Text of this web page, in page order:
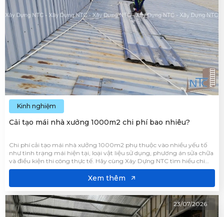
Kinh nghiệm
Cải tạo mái nhà xưởng 1000m2 chi phí bao nhiêu?
Chi phí cải tạo mái nhà xưởng 1000m2 phụ thuộc vào nhiều yếu tố
như tình trạng mái hiện tại, loại vật liệu sử dụng, phương án sửa chữa
và điều kiện thi công thực tế. Hãy cùng Xây Dựng NTC tìm hiểu chi
tiết giá cải tạo tham khảo, giúp doanh nghiệp lựa chọn phương án thi
công phù hợp qua bài viết này.Xem thêm
23/07/2026